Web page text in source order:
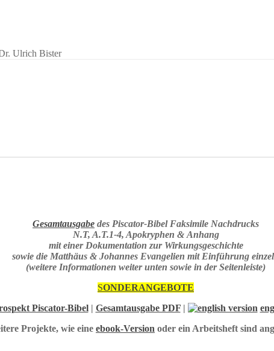
Ulrich Bister
Gesamtausgabe des Piscator-Bibel Faksimile Nachdrucks
N.T, A.T.1-4, Apokryphen & Anhang
mit einer Dokumentation zur Wirkungsgeschichte
sowie die Matthäus & Johannes Evangelien mit Einführung
(weitere Informationen weiter unten sowie in der Seitenleiste)
SONDERANGEBOTE
Piscator-Bibel| Gesamtausgabe PDF|
Projekte, wie eine ebook-Version oder ein Arbeitsheft sind